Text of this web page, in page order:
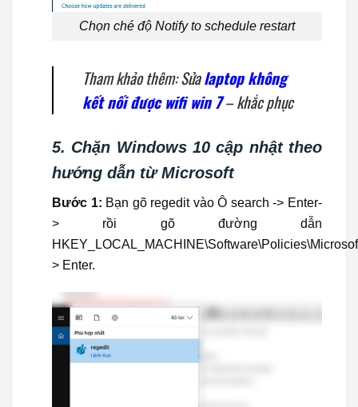
Chọn ché độ Notify to schedule restart
Tham khảo thêm: Sửalaptop không
kết nối được wifi win 7– khắc phục
5. Chặn Windows 10 cập nhật theo
hướng dẫn từ Microsoft
Bước 1: Bạn gõ regedit vào Ô search -> Enter-
> rồi gõ đường dẫn
> Enter.